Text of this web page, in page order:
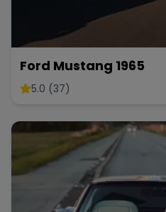
Ford Mustang 1965
5.0 (37)